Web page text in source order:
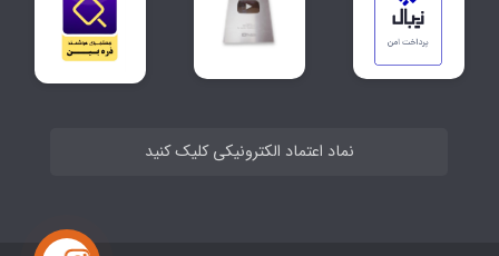
نماد اعتماد الکترونیکی کلیک کنید